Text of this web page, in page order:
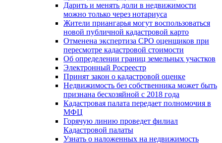
Дарить и менять доли в недвижимости
можно только через нотариуса
Жители приангарья могут воспользоваться
новой публичной кадастровой карто
Отменена экспертиза СРО оценщиков при
пересмотре кадастровой стоимости
Об определении границ земельных участков
Электронный Росреестр
Принят закон о кадастровой оценке
Недвижимость без собственника может быть
признана бесхозяйной с 2018 года
Кадастровая палата передает полномочия в
МФЦ
Горячую линию проведет филиал
Кадастровой палаты
Узнать о наложенных на недвижимость